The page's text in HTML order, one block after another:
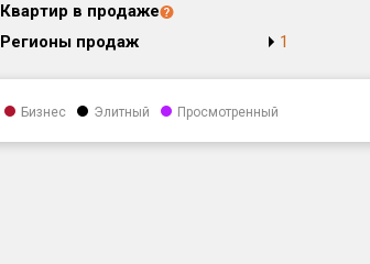
Квартир в продаже
Регионы продаж
1
Бизнес Элитный Просмотренный